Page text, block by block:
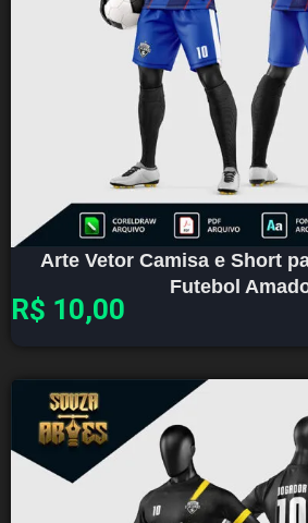
Arte Vetor Camisa e Short
Futebol
R$ 10,00